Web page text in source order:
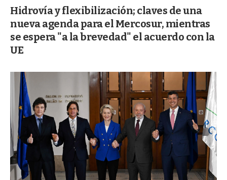
Hidrovía y flexibilización; claves de una
nueva agenda para el Mercosur, mientras
se espera "a la brevedad" el acuerdo con la
UE